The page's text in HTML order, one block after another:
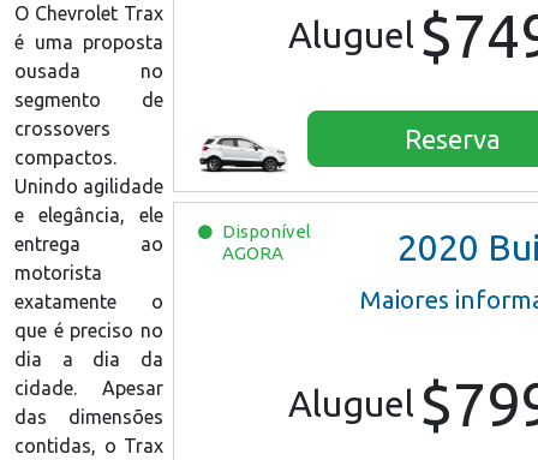
Aluguel
Reserva
Disponível
AGORA
2020 Buick Encore
Maiores
Aluguel
O Chevrolet Trax
é uma proposta
ousada no
segmento de
crossovers
compactos.
Unindo agilidade
e elegância, ele
entrega ao
motorista
exatamente o
que é preciso no
dia a dia da
cidade. Apesar
das dimensões
contidas, o Trax